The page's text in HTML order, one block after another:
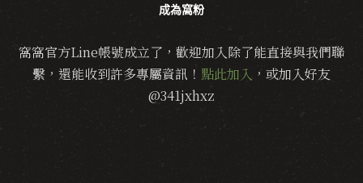
成為窩粉
窩窩官方Line帳號成立了，歡迎加入除了能直接與我們聯
繫，還能收到許多專屬資訊！ 點此加入 ，或加入好友
@341jxhxz